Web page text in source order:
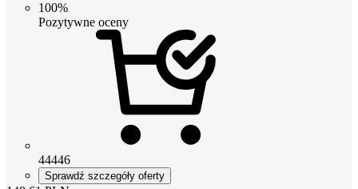
100%
Pozytywne oceny
44446
Sprawdź szczegóły oferty